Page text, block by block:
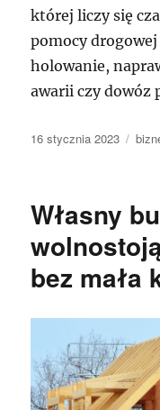
której liczy się
pomocy
holowanie,
awarii czy dowóz
Data
16 stycznia 2023
Własny
bez mała